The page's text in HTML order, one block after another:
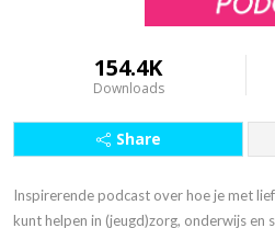
154.4K
Downloads
Share
Inspirerende podcast over hoe je met
kunt helpen in (jeugd)zorg, onderwijs en